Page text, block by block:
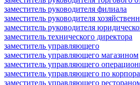
заместитель руководителя филиала
заместитель руководителя
заместитель руководителя
заместитель технического директора
заместитель управляющего
заместитель управляющего магазином
заместитель управляющего
заместитель управляющего по
заместитель управляющего